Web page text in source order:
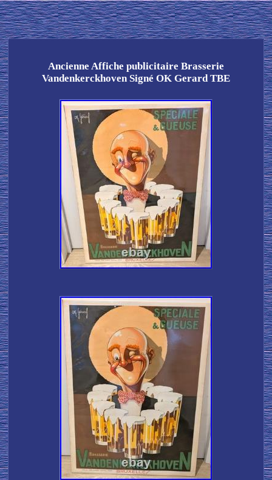
Ancienne Affiche publicitaire Brasserie
Vandenkerckhoven Signé OK Gerard TBE